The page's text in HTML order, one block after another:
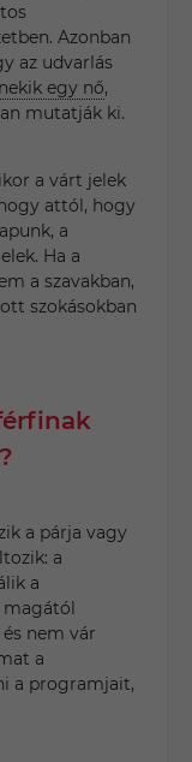
Azonban
az udvarlás
egy nő,
mutatják ki.
a várt jelek
attól, hogy
a
Ha a
a szavakban,
szokásokban
a párja vagy
a
a
nem vár
a
a programjait,